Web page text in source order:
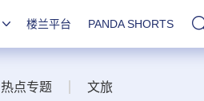
楼兰平台 PANDA SHORTS
热点专题 文旅